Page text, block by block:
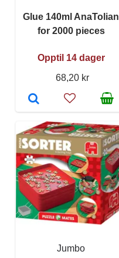
Glue 140ml AnaTolian
for 2000 pieces
Opptil 14 dager
68,20 kr
Jumbo